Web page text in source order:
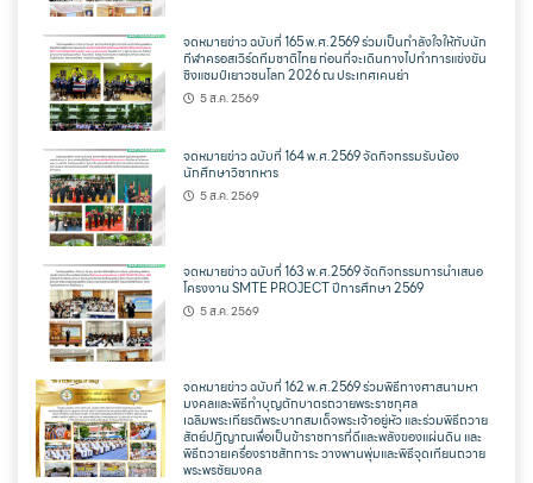
จดหมายข่าว ฉบับที่ 165 พ.ศ.2569 ร่วมเป็นกำลังใจให้กับนัก
กีฬาครอสเวิร์ดทีมชาติไทย ก่อนที่จะเดินทางไปทำการแข่งขัน
ชิงแชมป์เยาวชนโลก 2026 ณ ประเทศเคนย่า
5 ส.ค. 2569
จดหมายข่าว ฉบับที่ 164 พ.ศ.2569 จัดกิจกรรมรับน้อง
นักศึกษาวิชาทหาร
5 ส.ค. 2569
จดหมายข่าว ฉบับที่ 163 พ.ศ.2569 จัดกิจกรรมการนำเสนอ
โครงงาน SMTE PROJECT ปีการศึกษา 2569
5 ส.ค. 2569
จดหมายข่าว ฉบับที่ 162 พ.ศ.2569 ร่วมพิธีทางศาสนามหา
มงคลและพิธีทำบุญตักบาตรถวายพระราชกุศล
เฉลิมพระเกียรติพระบาทสมเด็จพระเจ้าอยู่หัว และร่วมพิธีถวาย
สัตย์ปฏิญาณเพื่อเป็นข้าราชการที่ดีและพลังของแผ่นดิน และ
พิธีถวายเครื่องราชสักการะ วางพานพุ่มและพิธีจุดเทียนถวาย
พระพรชัยมงคล